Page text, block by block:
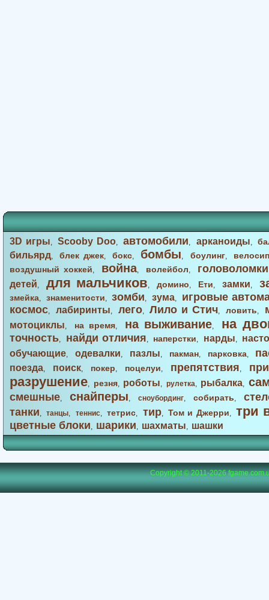
3D игры,Scooby Doo,автомобили, арканоиды,
бильярд,блек джек,бокс, бомбы, боулинг,
воздушный хоккей, война, волейбол, головоломки
детей, для мальчиков, домино, Ети, замки,
змейка, знаменитости,зомби, зума,
игровые
космос, лабиринты, лего,Лило и Стич,ловить,
мотоциклы, на время, на выживание, на
точность, найди отличия, наперстки, нарды,
обучающие, одевалки, пазлы, пакман, парковка,
поезда, поиск, покер, поцелуи, препятствия,
разрушение, резня, роботы, рулетка, рыбалка,
смешные, снайперы, сноубординг, собирать,
танки,танцы, теннис,тетрис, тир,Том и Джерри, три
цветные блоки, шарики, шахматы, шашки
Copyright © 2011-2026